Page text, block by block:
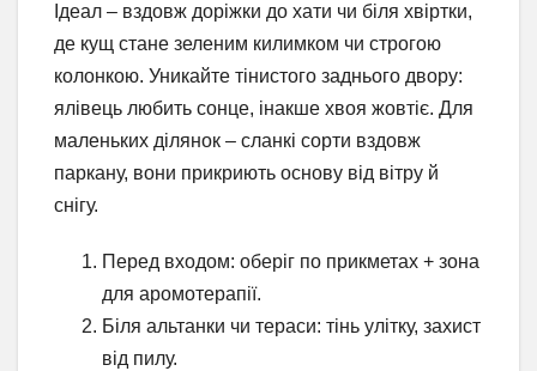
Ідеал – вздовж доріжки до хати чи біля хвіртки,
де кущ стане зеленим килимком чи строгою
колонкою. Уникайте тінистого заднього двору:
ялівець любить сонце, інакше хвоя жовтіє. Для
маленьких ділянок – сланкі сорти вздовж
паркану, вони прикриють основу від вітру й
снігу.
Перед входом: оберіг по прикметах + зона
для аромотерапії.
Біля альтанки чи тераси: тінь улітку, захист
від пилу.